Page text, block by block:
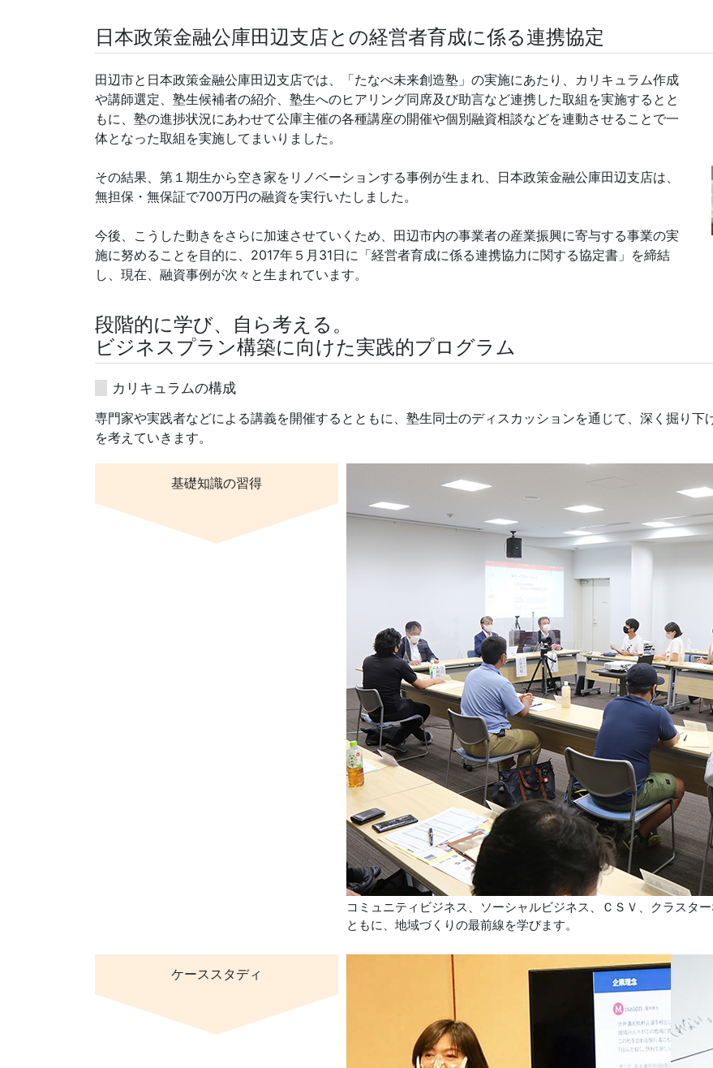
日本政策金融公庫田辺支店との経営者育成に係る連携協定
田辺市と日本政策金融公庫田辺支店では、「たなべ未来創造塾」の実施にあたり、カリキュラム作成
や講師選定、塾生候補者の紹介、塾生へのヒアリング同席及び助言など連携した取組を実施するとと
もに、塾の進捗状況にあわせて公庫主催の各種講座の開催や個別融資相談などを連動させることで一
体となった取組を実施してまいりました。
その結果、第１期生から空き家をリノベーションする事例が生まれ、日本政策金融公庫田辺支店は、
無担保・無保証で700万円の融資を実行いたしました。
今後、こうした動きをさらに加速させていくため、田辺市内の事業者の産業振興に寄与する事業の実
施に努めることを目的に、2017年５月31日に「経営者育成に係る連携協力に関する協定書」を締結
し、現在、融資事例が次々と生まれています。
段階的に学び、自ら考える。
ビジネスプラン構築に向けた実践的プログラム
カリキュラムの構成
専門家や実践者などによる講義を開催するとともに、塾生同士のディスカッションを通じて、深く掘り
を考えていきます。
基礎知識の習得
コミュニティビジネス、ソーシャルビジネス、ＣＳＶ、クラスタ
ともに、地域づくりの最前線を学びます。
ケーススタディ